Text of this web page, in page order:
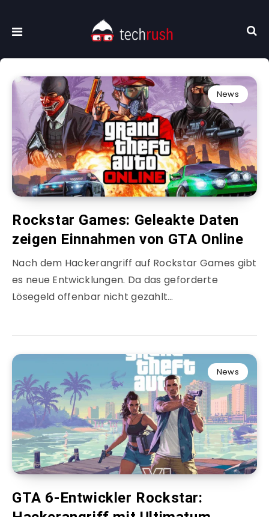
News
Rockstar Games: Geleakte Daten
zeigen Einnahmen von GTA Online
Nach dem Hackerangriff auf Rockstar Games gibt
es neue Entwicklungen. Da das geforderte
Lösegeld offenbar nicht gezahlt…
News
GTA 6-Entwickler Rockstar: